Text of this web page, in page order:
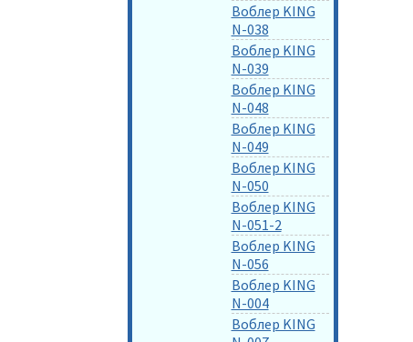
Воблер KING
N-038
Воблер KING
N-039
Воблер KING
N-048
Воблер KING
N-049
Воблер KING
N-050
Воблер KING
N-051-2
Воблер KING
N-056
Воблер KING
N-004
Воблер KING